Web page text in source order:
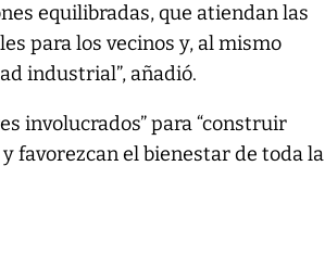
equilibradas, que atiendan las
para los vecinos y, al mismo
industrial”, añadió.
involucrados” para “construir
favorezcan el bienestar de toda la